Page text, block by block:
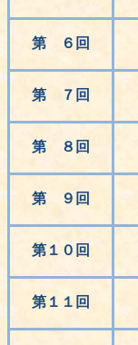
第 ６回
第 ７回
第 ８回
第 ９回
第１０回
第１１回